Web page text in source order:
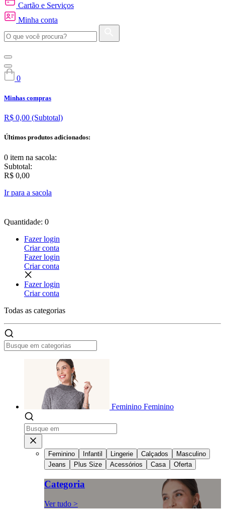
Cartão e Serviços
Minha conta
0
Minhas compras
R$ 0,00 (Subtotal)
Últimos produtos adicionados:
0 item na sacola:
Subtotal:
R$ 0,00
Ir para a sacola
Quantidade: 0
Fazer login
Criar conta
Fazer login
Criar conta
Fazer login
Criar conta
Todas as categorias
Feminino Feminino
Feminino Infantil Lingerie Calçados
Masculino
Jeans
Plus Size Acessórios Casa Oferta
Categoria
Ver tudo >